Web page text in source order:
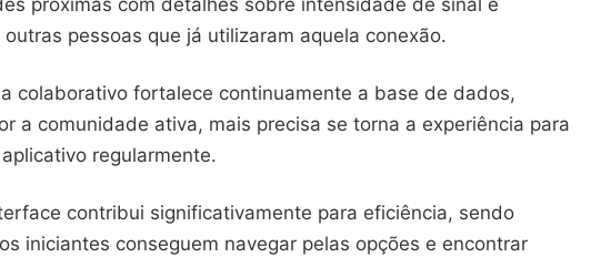
próximas com detalhes sobre intensidade de sinal e
pessoas que já utilizaram aquela conexão.
colaborativo fortalece continuamente a base de dados,
a comunidade ativa, mais precisa se torna a experiência para
regularmente.
contribui significativamente para eficiência, sendo
iniciantes conseguem navegar pelas opções e encontrar